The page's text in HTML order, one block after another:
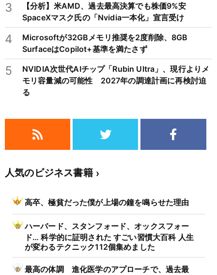
3
【分析】米AMD、過去最高決算でも株価9%安
SpaceXマスク氏の「Nvidia一本化」宣言受け
4
Microsoftが32GBメモリ推奨を2度削除、8GB
SurfaceはCopilot+基準を満たさず
5
NVIDIA次世代AIチップ「Rubin Ultra」、現行よりメ
モリ容量減の可能性 2027年の調達計画に再検討迫
る
人気のビジネス書籍
高卒、極貧だった僕が上場の鐘を鳴らせた理由
ハーバード、スタンフォード、オックスフォー
ド… 科学的に証明された すごい習慣大百科 人生
が変わるテクニック112個集めました
最高の体調 進化医学のアプローチで、過去最